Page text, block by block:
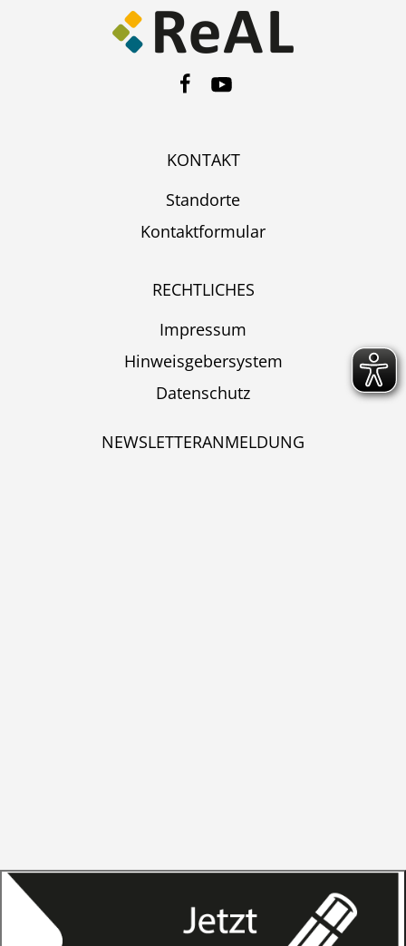
KONTAKT
Standorte
Kontaktformular
RECHTLICHES
Impressum
Hinweisgebersystem
Datenschutz
NEWSLETTERANMELDUNG